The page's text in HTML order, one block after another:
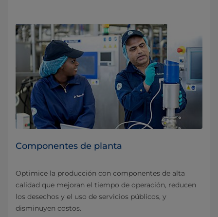
Componentes de planta
Optimice la producción con componentes de alta
calidad que mejoran el tiempo de operación, reducen
los desechos y el uso de servicios públicos, y
disminuyen costos.